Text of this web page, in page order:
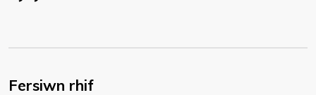
Fersiwn rhif